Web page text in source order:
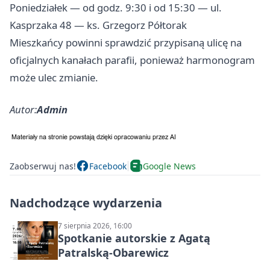
Poniedziałek — od godz. 9:30 i od 15:30 — ul.
Kasprzaka 48 — ks. Grzegorz Półtorak
Mieszkańcy powinni sprawdzić przypisaną ulicę na
oficjalnych kanałach parafii, ponieważ harmonogram
może ulec zmianie.
Autor:Admin
Zaobserwuj nas! Facebook Google News
Nadchodzące wydarzenia
7 sierpnia 2026, 16:00
Spotkanie autorskie z Agatą
Patralską-Obarewicz